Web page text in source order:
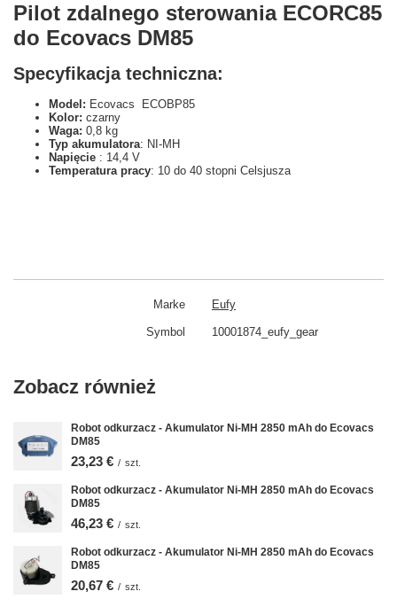
Pilot zdalnego sterowania ECORC85
do Ecovacs DM85
Specyfikacja techniczna:
Model: Ecovacs ECOBP85
Kolor: czarny
Waga: 0,8 kg
Typ akumulatora: NI-MH
Napięcie : 14,4 V
Temperatura pracy: 10 do 40 stopni Celsjusza
Marke Eufy
Symbol 10001874_eufy_gear
Zobacz również
Robot odkurzacz - Akumulator Ni-MH 2850 mAh do Ecovacs
DM85
23,23 € / szt.
Robot odkurzacz - Akumulator Ni-MH 2850 mAh do Ecovacs
DM85
46,23 € / szt.
Robot odkurzacz - Akumulator Ni-MH 2850 mAh do Ecovacs
DM85
20,67 € / szt.